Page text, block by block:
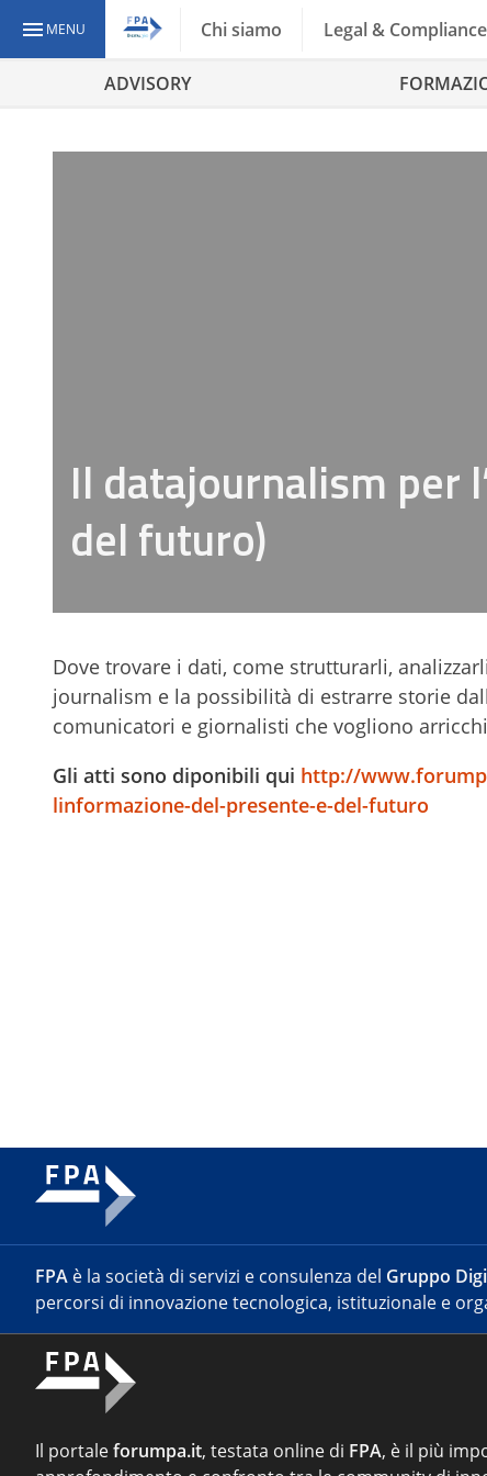
MENU Chi siamo Legal & Compliance
ADVISORY
Il datajournalism per
del futuro)
Dove trovare i dati, come strutturarli,
journalism e la possibilità di estrarre storie
comunicatori e giornalisti che vogliono
Gli atti sono diponibili qui http://
linformazione-del-presente-e-del-futuro
FPA è la società di servizi e consulenza del Gruppo
percorsi di innovazione tecnologica, istituzionale e
Il portaleforumpa.it, testata online di FPA, è il più